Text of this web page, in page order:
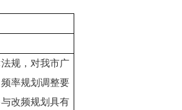
规， 对我市广
率规划调整要
改频规划具有